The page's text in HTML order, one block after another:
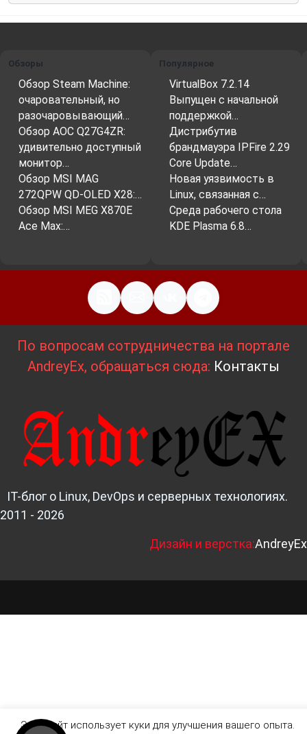
Обзоры
Обзор Steam Machine:
очаровательный, но
разочаровывающий…
Обзор AOC Q27G4ZR:
удивительно доступный
монитор…
Обзор MSI MAG
272QPW QD-OLED X28:…
Обзор MSI MEG X870E
Ace Max:…
Популярное
VirtualBox 7.2.14
Выпущен с начальной
поддержкой…
Дистрибутив
брандмауэра IPFire 2.29
Core Update…
Новая уязвимость в
Linux, связанная с…
Среда рабочего стола
KDE Plasma 6.8…
По вопросам сотрудничества на портале
AndreyEx, обращаться сюда: Контакты
IT-блог о Linux, DevOps и серверных технологиях.
2011 - 2026
Дизайн и верстка:AndreyEx
Этот сайт использует куки для улучшения вашего опыта.